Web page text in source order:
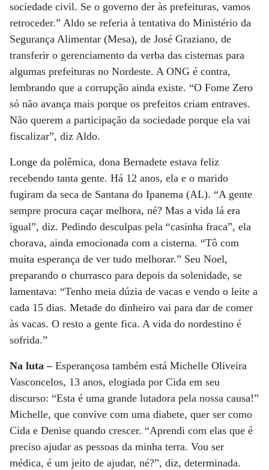
sociedade civil. Se o governo der às prefeituras, vamos
retroceder.” Aldo se referia à tentativa do Ministério da
Segurança Alimentar (Mesa), de José Graziano, de
transferir o gerenciamento da verba das cisternas para
algumas prefeituras no Nordeste. A ONG é contra,
lembrando que a corrupção ainda existe. “O Fome Zero
só não avança mais porque os prefeitos criam entraves.
Não querem a participação da sociedade porque ela vai
fiscalizar”, diz Aldo.
Longe da polêmica, dona Bernadete estava feliz
recebendo tanta gente. Há 12 anos, ela e o marido
fugiram da seca de Santana do Ipanema (AL). “A gente
sempre procura caçar melhora, né? Mas a vida lá era
igual”, diz. Pedindo desculpas pela “casinha fraca”, ela
chorava, ainda emocionada com a cisterna. “Tô com
muita esperança de ver tudo melhorar.” Seu Noel,
preparando o churrasco para depois da solenidade, se
lamentava: “Tenho meia dúzia de vacas e vendo o leite a
cada 15 dias. Metade do dinheiro vai para dar de comer
às vacas. O resto a gente fica. A vida do nordestino é
sofrida.”
Na luta –Esperançosa também está Michelle Oliveira
Vasconcelos, 13 anos, elogiada por Cida em seu
discurso: “Esta é uma grande lutadora pela nossa causa!”
Michelle, que convive com uma diabete, quer ser como
Cida e Denise quando crescer. “Aprendi com elas que é
preciso ajudar as pessoas da minha terra. Vou ser
médica, é um jeito de ajudar, né?”, diz, determinada.